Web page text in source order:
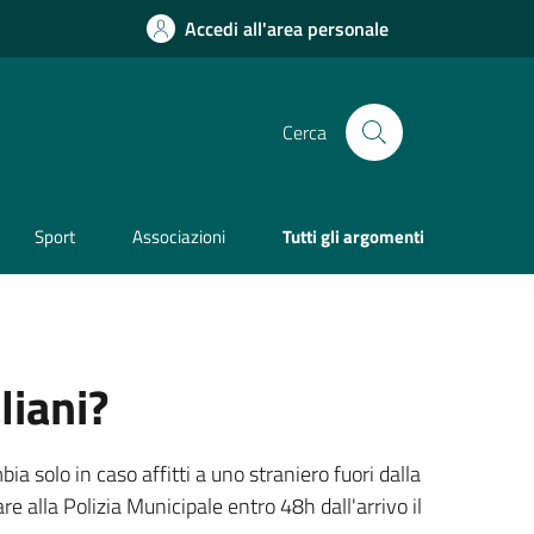
Accedi all'area personale
Cerca
Sport Associazioni Tutti gli argomenti
solo in caso affitti a uno straniero fuori dalla
alla Polizia Municipale entro 48h dall'arrivo il